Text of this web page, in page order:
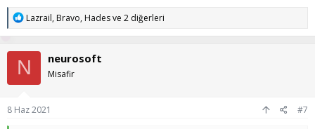
T
p
k
l
e
:
Lazrail,Bravo,Hadesve 2 diğerleri
N neurosoft
Misafir
8 Haz 2021 #7